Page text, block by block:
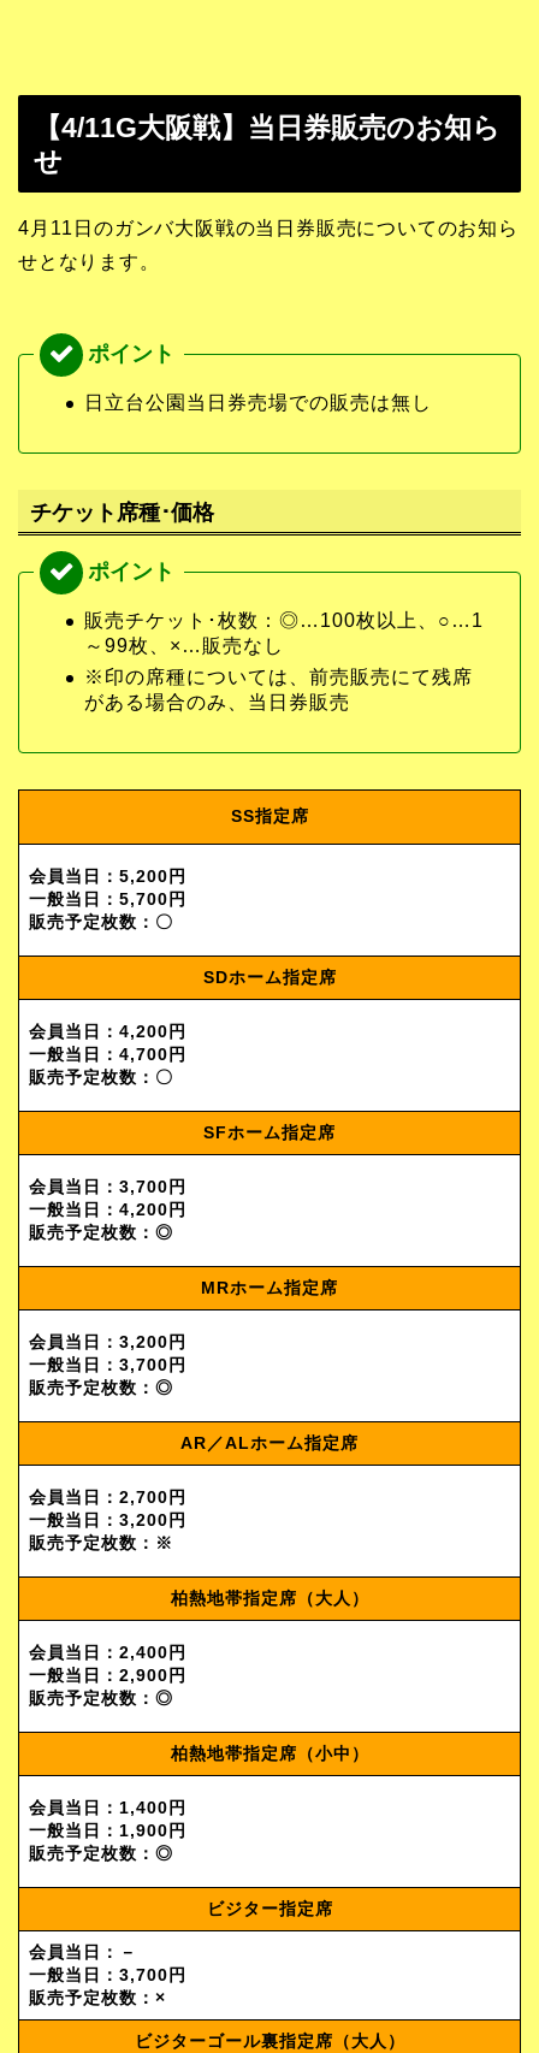
【4/11G大阪戦】当日券販売のお知ら
せ
4月11日のガンバ大阪戦の当日券販売についてのお知ら
せとなります。
日立台公園当日券売場での販売は無し
チケット席種･価格
販売チケット･枚数：◎…100枚以上、○…1
～99枚、×…販売なし
※印の席種については、前売販売にて残席
がある場合のみ、当日券販売
SS指定席
会員当日：5,200円
一般当日：5,700円
販売予定枚数：〇
SDホーム指定席
会員当日：4,200円
一般当日：4,700円
販売予定枚数：〇
SFホーム指定席
会員当日：3,700円
一般当日：4,200円
販売予定枚数：◎
MRホーム指定席
会員当日：3,200円
一般当日：3,700円
販売予定枚数：◎
AR／ALホーム指定席
会員当日：2,700円
一般当日：3,200円
販売予定枚数：※
柏熱地帯指定席（大人）
会員当日：2,400円
一般当日：2,900円
販売予定枚数：◎
柏熱地帯指定席（小中）
会員当日：1,400円
一般当日：1,900円
販売予定枚数：◎
ビジター指定席
会員当日：－
一般当日：3,700円
販売予定枚数：×
ビジターゴール裏指定席（大人）